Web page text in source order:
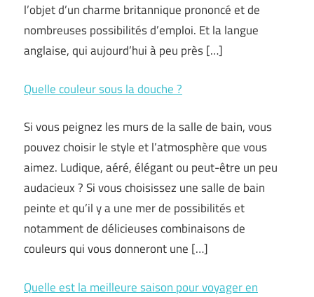
l’objet d’un charme britannique prononcé et de
nombreuses possibilités d’emploi. Et la langue
anglaise, qui aujourd’hui à peu près […]
Quelle couleur sous la douche ?
Si vous peignez les murs de la salle de bain, vous
pouvez choisir le style et l’atmosphère que vous
aimez. Ludique, aéré, élégant ou peut-être un peu
audacieux ? Si vous choisissez une salle de bain
peinte et qu’il y a une mer de possibilités et
notamment de délicieuses combinaisons de
couleurs qui vous donneront une […]
Quelle est la meilleure saison pour voyager en